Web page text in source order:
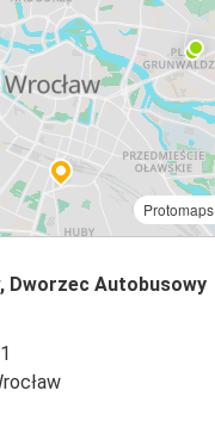
Protomaps
Dworzec Autobusowy